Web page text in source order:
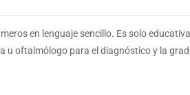
en lenguaje sencillo. Es solo
u oftalmólogo para el diagnóstico y la